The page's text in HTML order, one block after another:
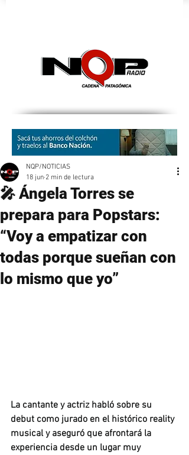
🎤 Ángela Torres se
prepara para Popstars:
“Voy a empatizar con
todas porque sueñan con
lo mismo que yo”
NQP/NOTICIAS
18 jun 2 min de lectura
La cantante y actriz habló sobre su
debut como jurado en el histórico reality
musical y aseguró que afrontará la
experiencia desde un lugar muy